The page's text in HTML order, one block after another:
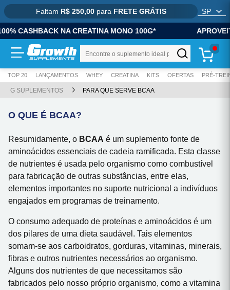
Ir para
Conteúdo principal Menu principal
Busca
Rodapé
Atalhos do teclado
Pesquisar alt + 3
Carrinho alt + 4
Rodapé alt + 5
Mostrar/ocultar atalhos
ⓘUse Tab e Shift+Tab para navegar, Enter para ativar e Esc
Faltam R$ 250,00para FRETE GRÁTIS
NA CREATINA MONO 100G* APROVEITE 100%
Buscar produto
TOP 20 LANÇAMENTOS WHEY CREATINA KITS OFERTAS PRÉ-
G SUPLEMENTOS PARA QUE SERVE BCAA
O QUE É BCAA?
Resumidamente, o BCAA é um suplemento fonte de
aminoácidos essenciais de cadeia ramificada. Esta classe
de nutrientes é usada pelo organismo como combustível
para fabricação de outras substâncias, entre elas,
elementos importantes no suporte nutricional a indivíduos
engajados em programas de treinamento.
O consumo adequado de proteínas e aminoácidos é um
dos pilares de uma dieta saudável. Tais elementos
somam-se aos carboidratos, gorduras, vitaminas, minerais,
fibras e outros nutrientes necessários ao organismo.
Alguns dos nutrientes de que necessitamos são
fabricados pelo nosso próprio organismo, como a vitamina